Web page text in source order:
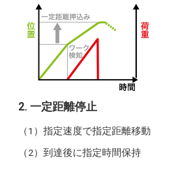
2. 一定距離停止
指定速度で指定距離移動
到達後に指定時間保持